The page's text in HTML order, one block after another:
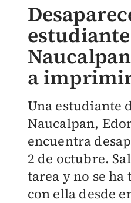
a
Una estudiante
Naucalpan,
encuentra
2 de octubre.
tarea y no se
con ella desde